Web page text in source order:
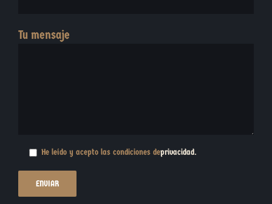
Tu mensaje
He leído y acepto las condiciones deprivacidad.